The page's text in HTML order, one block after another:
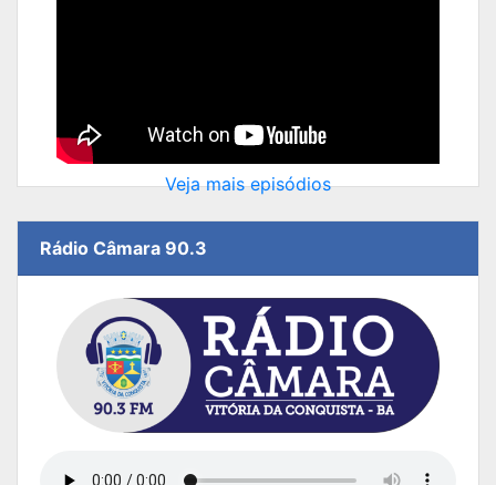
Veja mais episódios
Rádio Câmara 90.3